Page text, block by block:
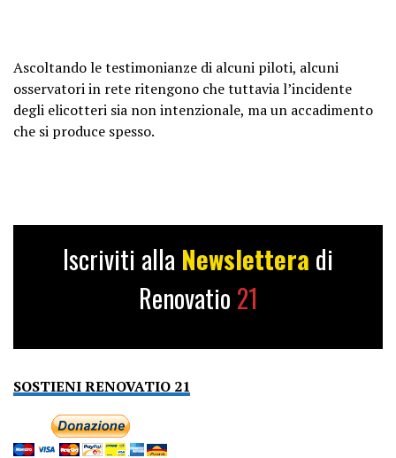
Ascoltando le testimonianze di alcuni piloti, alcuni
osservatori in rete ritengono che tuttavia l’incidente
degli elicotteri sia non intenzionale, ma un accadimento
che si produce spesso.
Iscriviti alla Newslettera di
Renovatio 21
SOSTIENI RENOVATIO 21